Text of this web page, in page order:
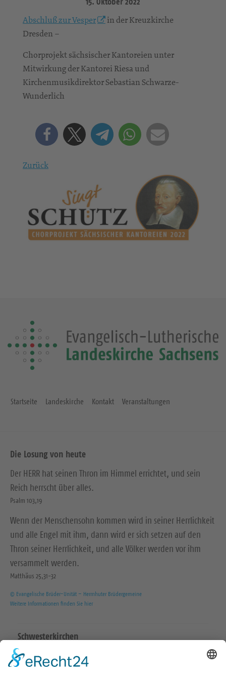
Abschluß zur Vesper
in der Kreuzkirche
Dresden –
Chorprojekt sächsischer Kantoreien unter
Mitwirkung der Kantorei Riesa und
Kirchenmusikdirektor Sebastian Schwarze-
Wunderlich
Zurück
Startseite Landeskirche Kontakt Veranstaltungen
Die Losung von heute
Der HERR hat seinen Thron im Himmel errichtet, und sein
Reich herrscht über alles.
Psalm 103,19
Wenn der Menschensohn kommen wird in seiner Herrlichkeit
und alle Engel mit ihm, dann wird er sich setzen auf den
Thron seiner Herrlichkeit, und alle Völker werden vor ihm
versammelt werden.
Matthäus 25,31-32
© Evangelische Brüder-Unität – Herrnhuter Brüdergemeine
Weitere Informationen finden Sie hier
Schwesterkirchen
Ev.-Luth. Martinskirchgemeinde Hirschstein
Ev.-Luth. Friedenskirchgemeinde Staucha